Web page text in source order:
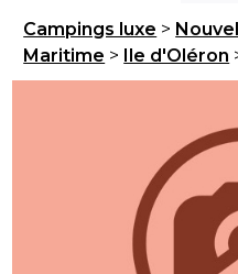
Campings luxe >
Maritime > Ile d'Oléron